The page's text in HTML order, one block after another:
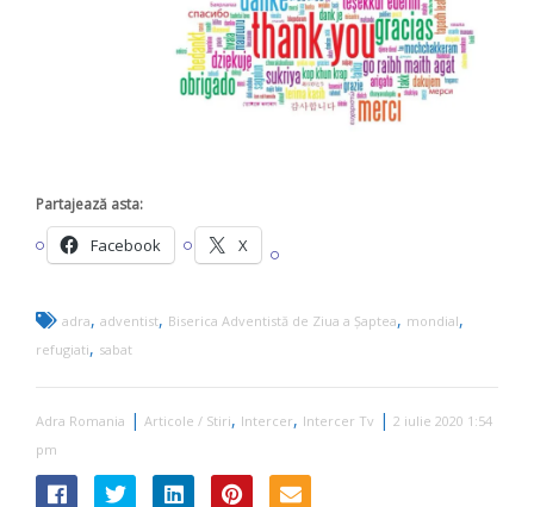
Partajează asta:
Facebook X
adra, adventist, Biserica Adventistă de Ziua a Șaptea, mondial,
refugiati, sabat
Adra Romania | Articole / Stiri, Intercer, Intercer Tv | 2 iulie 2020 1:54
pm